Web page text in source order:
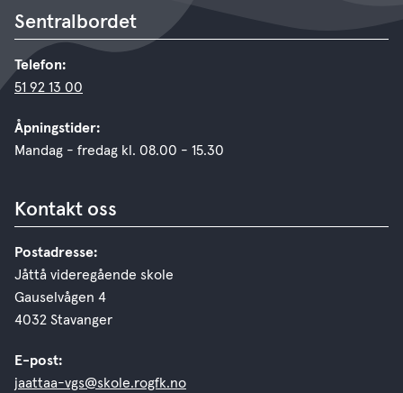
Sentralbordet
Telefon:
51 92 13 00
Åpningstider:
Mandag - fredag kl. 08.00 - 15.30
Kontakt oss
Postadresse:
Jåttå videregående skole
Gauselvågen 4
4032 Stavanger
E-post:
jaattaa-vgs@skole.rogfk.no